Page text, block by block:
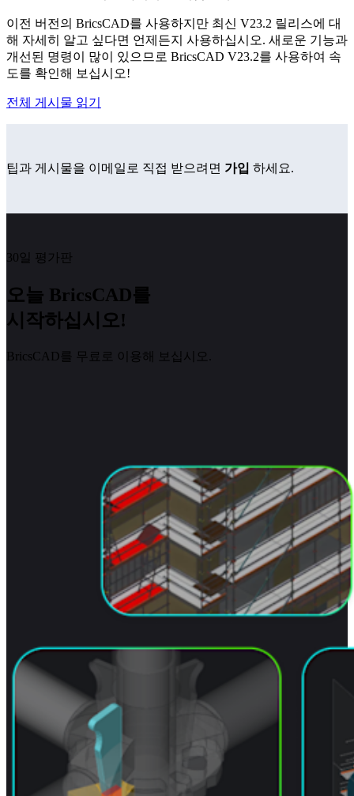
이전 버전의 BricsCAD를 사용하지만 최신 V23.2 릴리스에 대
해 자세히 알고 싶다면 언제든지 사용하십시오. 새로운 기능과
개선된 명령이 많이 있으므로 BricsCAD V23.2를 사용하여 속
도를 확인해 보십시오!
전체 게시물 읽기
팁과 게시물을 이메일로 직접 받으려면 가입 하세요.
30일 평가판
오늘 BricsCAD를
시작하십시오!
BricsCAD를 무료로 이용해 보십시오.